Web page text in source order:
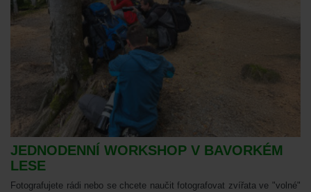
JEDNODENNÍ WORKSHOP V BAVORKÉM
LESE
Fotografujete rádi nebo se chcete naučit fotografovat zvířata ve "volné"